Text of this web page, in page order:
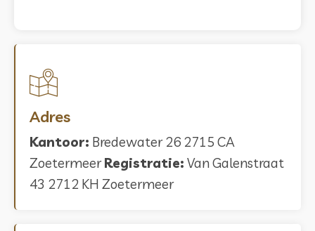
Adres
Kantoor: Bredewater 26 2715 CA
ZoetermeerRegistratie: Van Galenstraat
43 2712 KH Zoetermeer